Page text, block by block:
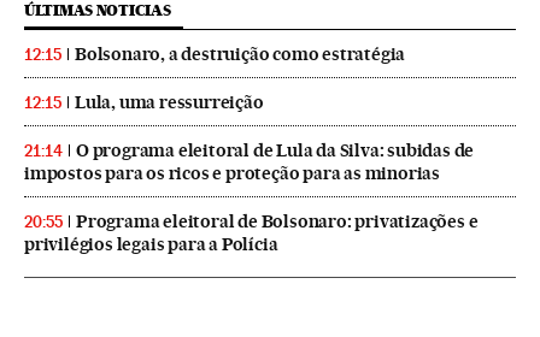
ÚLTIMAS NOTICIAS
12:15 Bolsonaro, a destruição como estratégia
12:15 Lula, uma ressurreição
21:14
O programa eleitoral de Lula da Silva: subidas de
impostos para os ricos e proteção para as minorias
20:55
Programa eleitoral de Bolsonaro: privatizações e
privilégios legais para a Polícia